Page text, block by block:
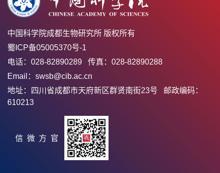
中国科学院成都生物研究所 版权所有
蜀ICP备05005370号-1
电话：028-82890289 传真：028-82890288
Email：swsb@cib.ac.cn
地址：四川省成都市天府新区群贤南街23号 邮政编码：
610213
官方微信